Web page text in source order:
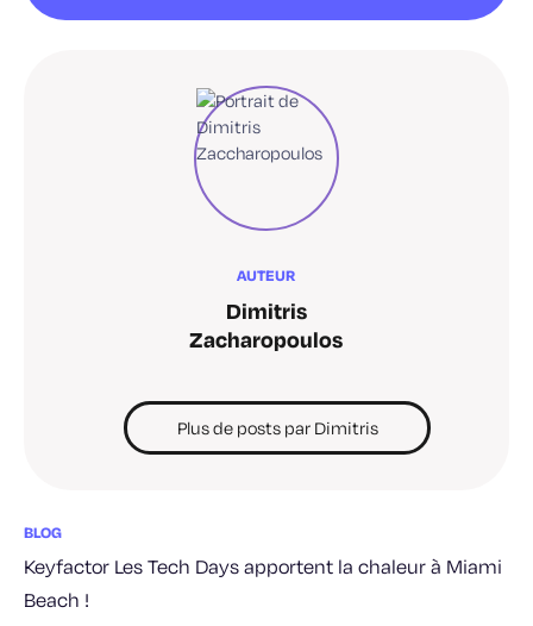
AUTEUR
Dimitris
Zacharopoulos
Plus de posts par Dimitris
BLOG
Keyfactor Les Tech Days apportent la chaleur à Miami
Beach !